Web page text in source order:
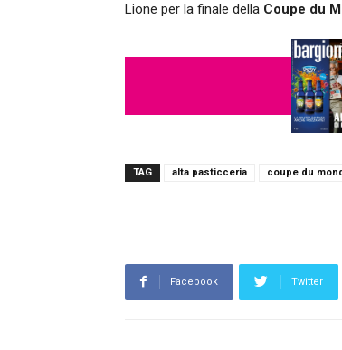
Lione per la finale della Coupe du
TAG alta pasticceria coupe du
Facebook Twitter